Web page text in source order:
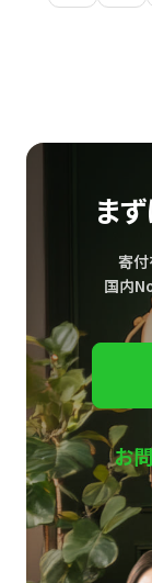
ま
寄付
国内
お